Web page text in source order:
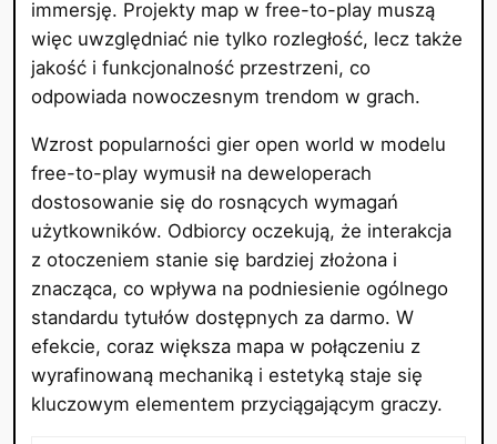
immersję. Projekty map w free-to-play muszą
więc uwzględniać nie tylko rozległość, lecz także
jakość i funkcjonalność przestrzeni, co
odpowiada nowoczesnym trendom w grach.
Wzrost popularności gier open world w modelu
free-to-play wymusił na deweloperach
dostosowanie się do rosnących wymagań
użytkowników. Odbiorcy oczekują, że interakcja
z otoczeniem stanie się bardziej złożona i
znacząca, co wpływa na podniesienie ogólnego
standardu tytułów dostępnych za darmo. W
efekcie, coraz większa mapa w połączeniu z
wyrafinowaną mechaniką i estetyką staje się
kluczowym elementem przyciągającym graczy.